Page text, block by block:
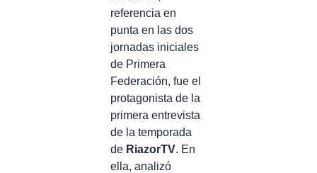
referencia en
punta en las dos
jornadas iniciales
de Primera
Federación, fue el
protagonista de la
primera entrevista
de la temporada
de RiazorTV. En
ella, analizó